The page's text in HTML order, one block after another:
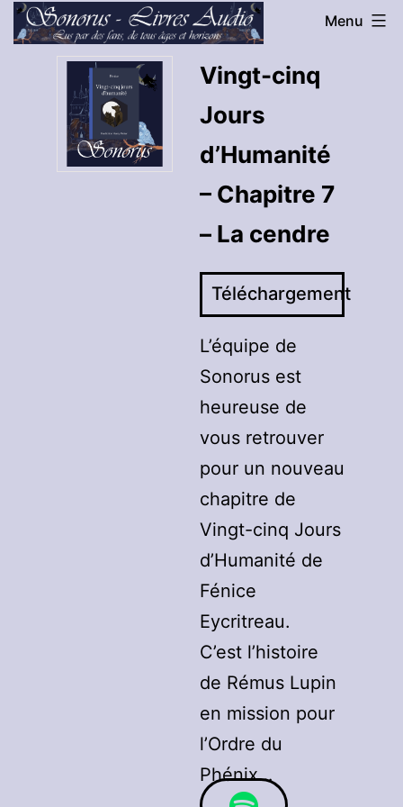
Aller
au
Sonorus
Menu
Vingt-cinq
Jours
d’Humanité
– Chapitre 7
– La cendre
Téléchargement
L’équipe de
Sonorus est
heureuse de
vous retrouver
pour un nouveau
chapitre de
Vingt-cinq Jours
d’Humanité de
Fénice
Eycritreau.
C’est l’histoire
de Rémus Lupin
en mission pour
l’Ordre du
Phénix…